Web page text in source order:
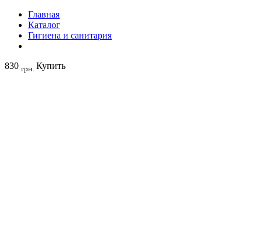
Главная
Каталог
Гигиена и санитария
830 грн. Купить